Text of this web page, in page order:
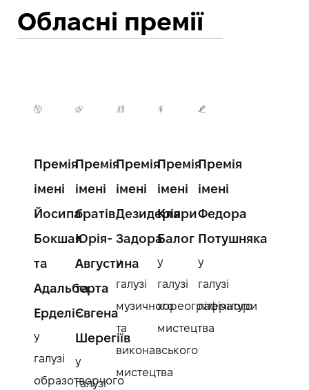
Обласні премії
Премія
імені
Йосипа
Бокшая
та
Адальберта
Ерделі
у
галузі
образотворчого
Премія
імені
братів
Юрія-
Августина
та
Євгена
Шерегіїв
у
галузі
Премія
імені
Дезидерія
Задора
у
галузі
музичного
та
виконавського
мистецтва
Премія
імені
Клари
Балог
у
галузі
хореографічного
мистецтва
Премія
імені
Федора
Потушняка
у
галузі
літератури